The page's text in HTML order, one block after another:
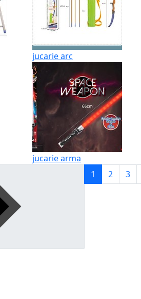
jucarie arc
jucarie arma
1
2 3